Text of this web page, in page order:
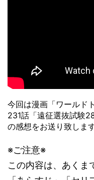
今回は漫画「ワールド
231話「遠征選抜試験28
の感想をお送り致します
※ご注意※
この内容は、あくま